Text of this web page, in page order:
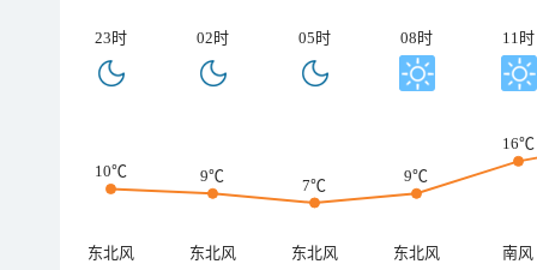
23时 02时 05时 08时 11时
10℃ 9℃
7℃
9℃
16℃
东北风 东北风 东北风 东北风
南风